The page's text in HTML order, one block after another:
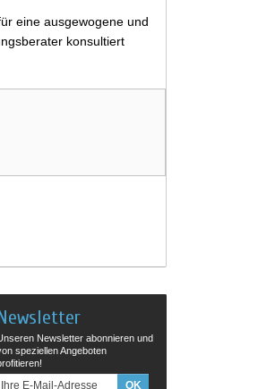
eine ausgewogene und
konsultiert
Newsletter abonnieren und
speziellen Angeboten